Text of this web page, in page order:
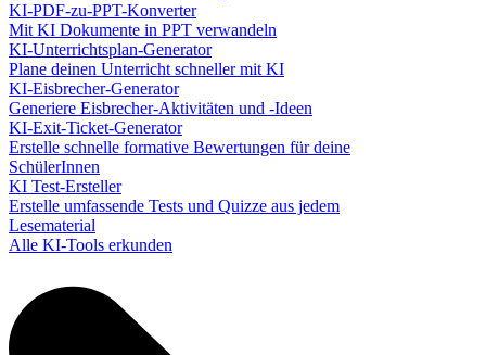
KI-PDF-zu-PPT-Konverter
Mit KI Dokumente in PPT verwandeln
KI-Unterrichtsplan-Generator
Plane deinen Unterricht schneller mit KI
KI-Eisbrecher-Generator
Generiere Eisbrecher-Aktivitäten und -Ideen
KI-Exit-Ticket-Generator
Erstelle schnelle formative Bewertungen für deine
SchülerInnen
KI Test-Ersteller
Erstelle umfassende Tests und Quizze aus jedem
Lesematerial
Alle KI-Tools erkunden